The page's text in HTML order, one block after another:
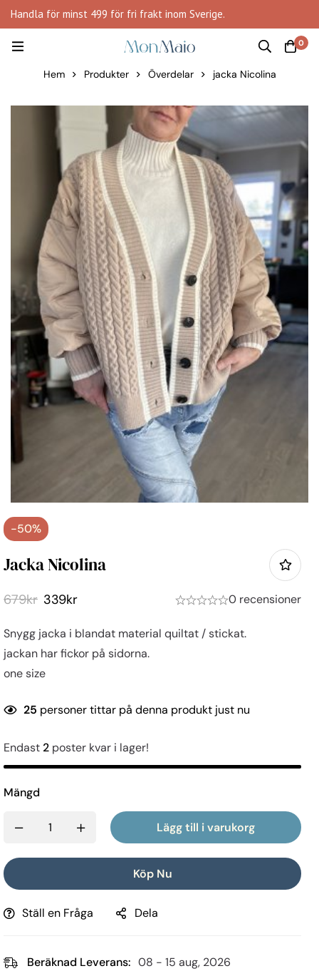
Handla för minst 499 för fri frakt inom Sverige.
0
Hem Produkter Överdelar jacka Nicolina
-50%
Jacka Nicolina
679kr 339kr 0 recensioner
Snygg jacka i blandat material quiltat / stickat.
jackan har fickor på sidorna.
one size
25 personer tittar på denna produkt just nu
Endast 2 poster kvar i lager!
Mängd
Lägg till i varukorg
Köp Nu
Ställ en Fråga Dela
Beräknad Leverans: 08 - 15 aug, 2026